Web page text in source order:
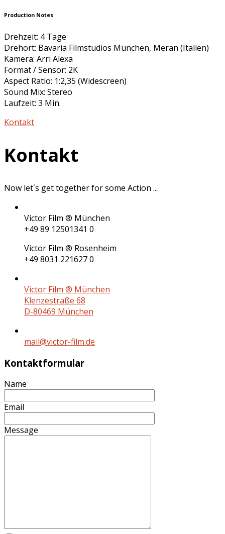
Production Notes
Drehzeit: 4 Tage
Drehort: Bavaria Filmstudios München, Meran (Italien)
Kamera: Arri Alexa
Format / Sensor: 2K
Aspect Ratio: 1:2,35 (Widescreen)
Sound Mix: Stereo
Laufzeit: 3 Min.
Kontakt
Kontakt
Now let´s get together for some Action ...
Victor Film ® München
+49 89 12501341 0
Victor Film ® Rosenheim
+49 8031 221627 0
Victor Film ® München
Klenzestraße 68
D-80469 München
mail@victor-film.de
Kontaktformular
Name
Email
Message